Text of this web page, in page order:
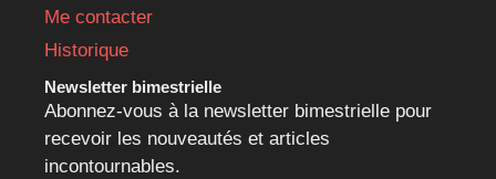
Me contacter
Historique
Newsletter bimestrielle
Abonnez-vous à la newsletter bimestrielle pour
recevoir les nouveautés et articles
incontournables.